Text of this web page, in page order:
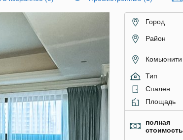
Город
Район
Комьюнити
Тип
Спален
Площадь
полная
стоимость